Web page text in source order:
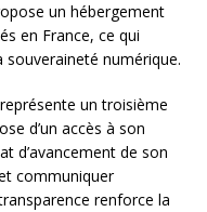
un hébergement
en France, ce qui
souveraineté numérique.
représente un troisième
d’un accès à son
d’avancement de son
communiquer
renforce la